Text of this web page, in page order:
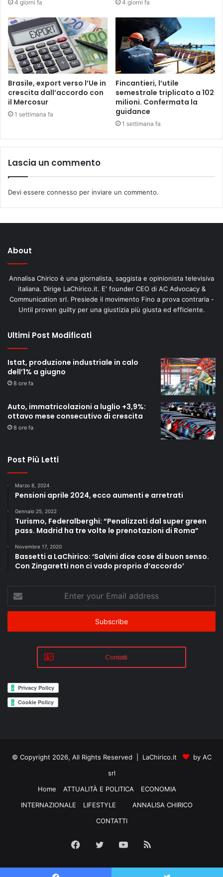
4 giorni fa 4 giorni fa
Brasile, export verso l’Ue in
crescita dall’accordo con
il Mercosur
1 settimana fa
Fincantieri, l’utile
semestrale triplicato a 102
milioni. Confermata la
guidance
1 settimana fa
Lascia un commento
Devi essere connesso per inviare un commento.
About
Annalisa Chirico è una giornalista, saggista e opinionista televisiva
italiana. Dirige LaChirico.it. E' founder CEO di AC Advocacy &
Communication srl. Presiede il movimento Fino a prova contraria -
Until proven guilty per una giustizia più giusta ed efficiente.
Ultimi Post Modificati
Istat, produzione industriale in calo
dell’1% a giugno
8 ore fa
Auto, immatricolazioni a luglio +3,9%:
ottavo mese consecutivo di crescita
8 ore fa
Post Più Letti
Marzo 8, 2024
Pensioni aprile 2024, ecco aumenti e arretrati
Gennaio 25, 2022
Turismo, Federalberghi: “Penalizzati dal super green
pass. Madrid ha tre volte le prenotazioni di Roma”
Novembre 17, 2020
Bassetti a LaChirico: ‘Salvini dice cose di buon senso.
Con Zingaretti non ci vado proprio d’accordo’
your
Email
Contatti
© Copyright 2026, All Rights Reserved | LaChirico.it
by AC
srl
Home
ATTUALITÀ E POLITICA
ECONOMIA
INTERNAZIONALE
LIFESTYLE
ANNALISA CHIRICO
CONTATTI
Facebook
Twitter YouTube